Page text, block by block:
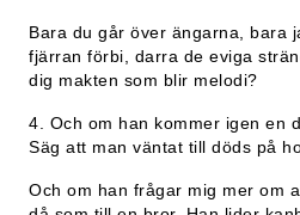
Bara du går över ängarna, bara
fjärran förbi, darra de eviga
dig makten som blir melodi?
4. Och om han kommer igen en
Säg att man väntat till döds på
Och om han frågar mig mer om